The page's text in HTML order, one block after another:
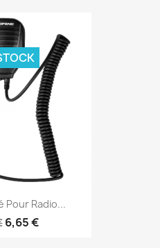
Pour Radio...
6,65 €